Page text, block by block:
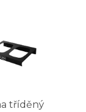
tříděný